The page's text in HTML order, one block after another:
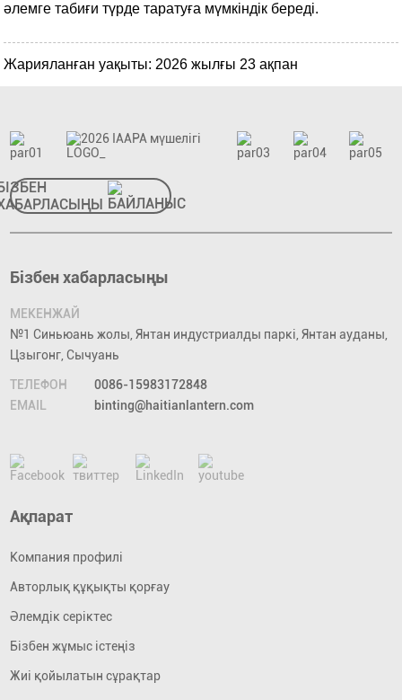
әлемге табиғи түрде таратуға мүмкіндік береді.
Жарияланған уақыты: 2026 жылғы 23 ақпан
Бізбен хабарласыңы
МЕКЕНЖАЙ
№1 Синьюань жолы, Янтан индустриалды паркі, Янтан ауданы,
Цзыгонг, Сычуань
ТЕЛЕФОН
0086-15983172848
EMAIL
binting@haitianlantern.com
Ақпарат
Компания профилі
Авторлық құқықты қорғау
Әлемдік серіктес
Бізбен жұмыс істеңіз
Жиі қойылатын сұрақтар